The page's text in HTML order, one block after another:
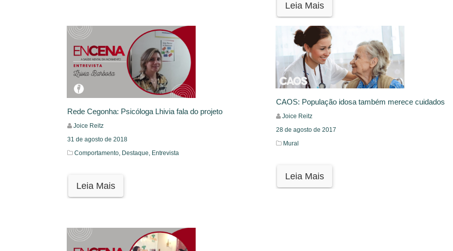
Leia Mais
Rede Cegonha: Psicóloga Lhivia fala do projeto
Joice Reitz
31 de agosto de 2018
Comportamento, Destaque, Entrevista
Leia Mais
CAOS: População idosa também merece cuidados
Joice Reitz
28 de agosto de 2017
Mural
Leia Mais